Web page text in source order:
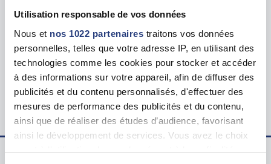
Utilisation responsable de vos données
Nous et nos 1022 partenaires traitons vos données
personnelles, telles que votre adresse IP, en utilisant des
technologies comme les cookies pour stocker et accéder
à des informations sur votre appareil, afin de diffuser des
publicités et du contenu personnalisés, d'effectuer des
mesures de performance des publicités et du contenu,
ainsi que de réaliser des études d’audience, favorisant
ainsi le développement de services. Vous avez le choix
quant à l'utilisation de vos données et à leurs finalités.
Tarif
115.00 €
Lieu du test psychotechnique
47 Rue Maubec, 33210 Langon